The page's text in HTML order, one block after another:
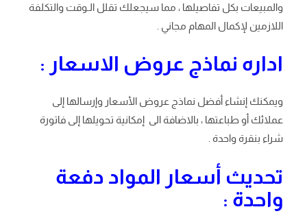
والمبيعات بكل تفاصيلها ، مما سيجعلك تقلل الـوقت والتكلفة
اللازمين لإكمال المهام مجاني .
اداره نماذج عروض الاسعار :
ويمكنك إنشاء أفضل نماذج عروض الأسعار وإرسالها إلى
عملائك أو طباعتها ، بالاضافة الى إمكانية تحويلها إلى فاتورة
شراء بنقرة واحدة .
تحديث أسعار المواد دفعة
واحدة :